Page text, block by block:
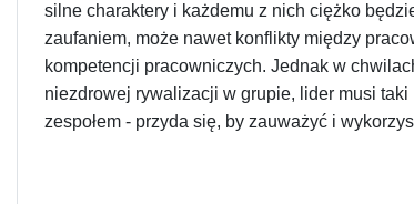
silne charaktery i każdemu z nich ciężko
zaufaniem, może nawet konflikty między
kompetencji pracowniczych. Jednak w
niezdrowej rywalizacji w grupie, lider musi
zespołem - przyda się, by zauważyć i